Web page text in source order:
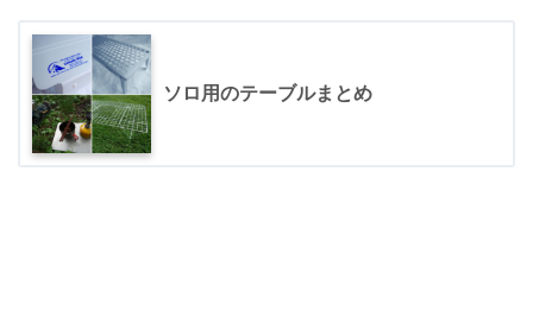
ソロ用のテーブルまとめ